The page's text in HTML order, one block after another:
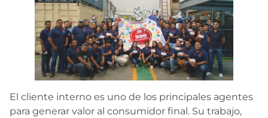
El cliente interno es uno de los principales agentes
para generar valor al consumidor final. Su trabajo,